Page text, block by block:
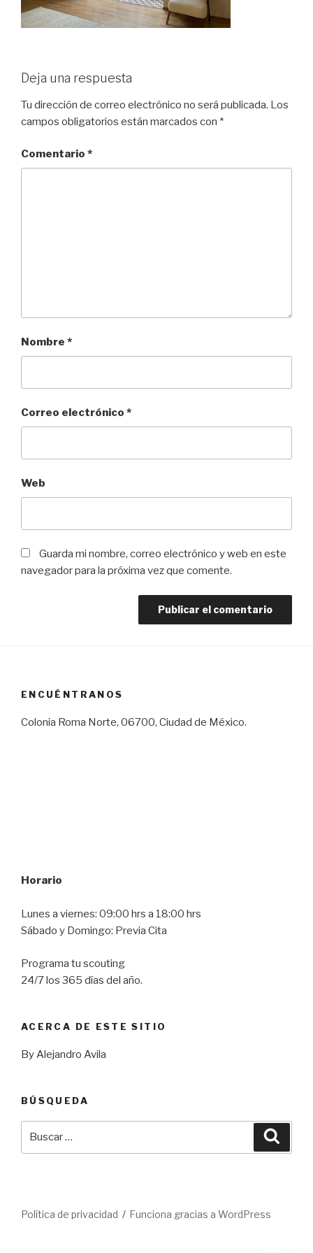
Deja una respuesta
Tu dirección de correo electrónico no será publicada. Los
campos obligatorios están marcados con *
Comentario *
Nombre *
Correo electrónico *
Web
Guarda mi nombre, correo electrónico y web en este
navegador para la próxima vez que comente.
ENCUÉNTRANOS
Colonia Roma Norte, 06700, Ciudad de México.
Horario
Lunes a viernes: 09:00 hrs a 18:00 hrs
Sábado y Domingo: Previa Cita
Programa tu scouting
24/7 los 365 días del año.
ACERCA DE ESTE SITIO
By Alejandro Avila
BÚSQUEDA
Política de privacidad Funciona gracias a WordPress